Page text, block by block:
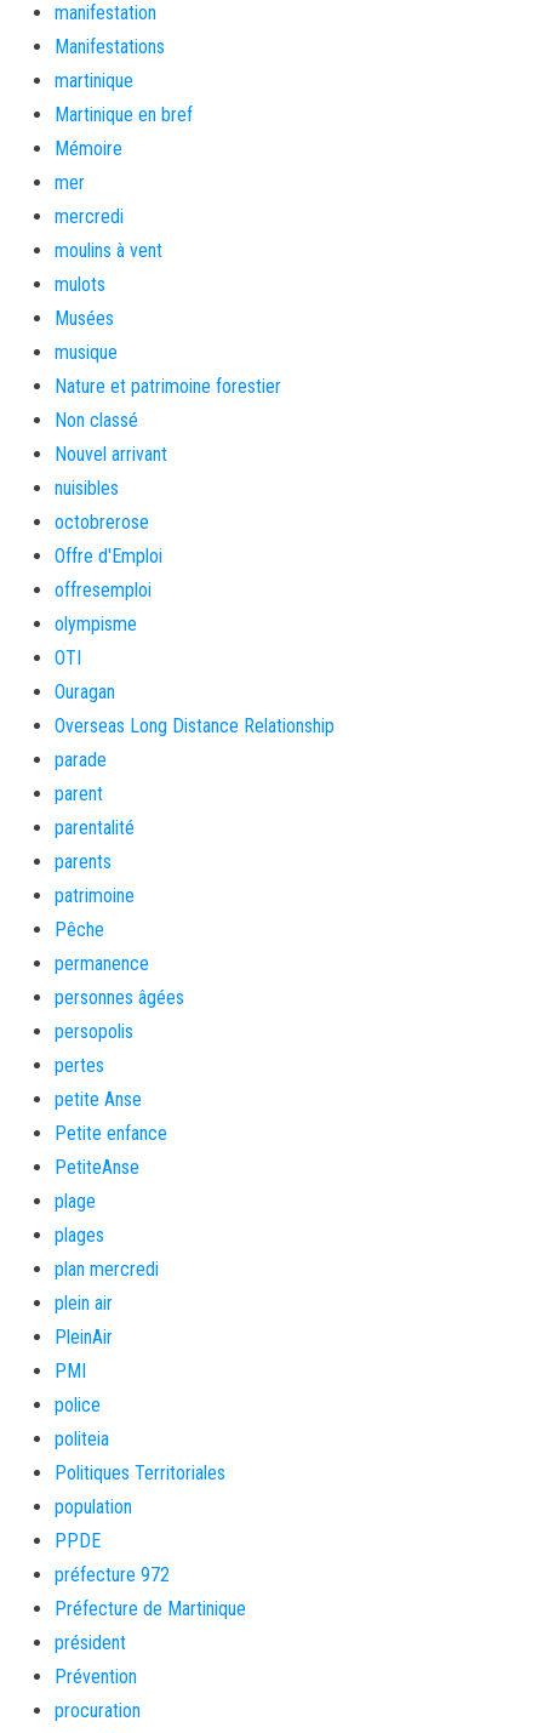
manifestation
Manifestations
martinique
Martinique en bref
Mémoire
mer
mercredi
moulins à vent
mulots
Musées
musique
Nature et patrimoine forestier
Non classé
Nouvel arrivant
nuisibles
octobrerose
Offre d'Emploi
offresemploi
olympisme
OTI
Ouragan
Overseas Long Distance Relationship
parade
parent
parentalité
parents
patrimoine
Pêche
permanence
personnes âgées
persopolis
pertes
petite Anse
Petite enfance
PetiteAnse
plage
plages
plan mercredi
plein air
PleinAir
PMI
police
politeia
Politiques Territoriales
population
PPDE
préfecture 972
Préfecture de Martinique
président
Prévention
procuration